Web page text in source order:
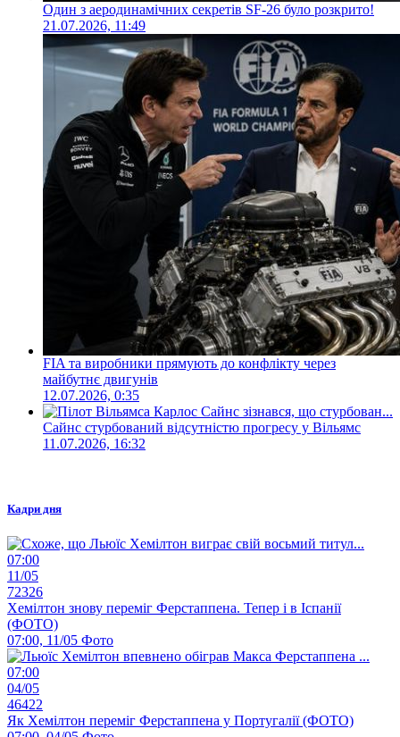
Один з аеродинамічних секретів SF-26 було розкрито!
21.07.2026, 11:49
FIA та виробники прямують до конфлікту через
майбутнє двигунів
12.07.2026, 0:35
Сайнс стурбований відсутністю прогресу у Вільямс
11.07.2026, 16:32
Кадри дня
07:00
11/05
72326
Хемілтон знову переміг Ферстаппена. Тепер і в Іспанії
(ФОТО)
07:00, 11/05 Фото
07:00
04/05
46422
Як Хемілтон переміг Ферстаппена у Португалії (ФОТО)